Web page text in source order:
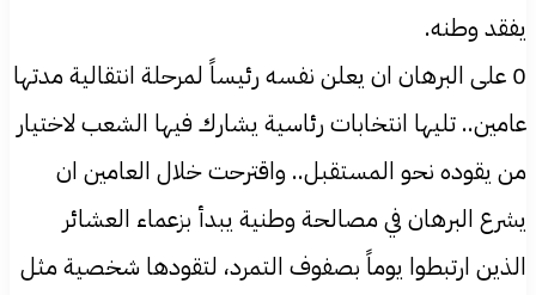
يفقد وطنه.
0 على البرهان ان يعلن نفسه رئيساً لمرحلة انتقالية مدتها
عامين.. تليها انتخابات رئاسية يشارك فيها الشعب لاختيار
من يقوده نحو المستقبل.. واقترحت خلال العامين ان
يشرع البرهان في مصالحة وطنية يبدأ بزعماء العشائر
الذين ارتبطوا يوماً بصفوف التمرد، لتقودها شخصية مثل